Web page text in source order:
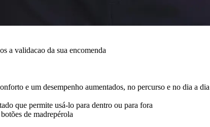
a validacao da sua encomenda
e um desempenho aumentados, no percurso e no dia a dia
que permite usá-lo para dentro ou para fora
de madrepérola